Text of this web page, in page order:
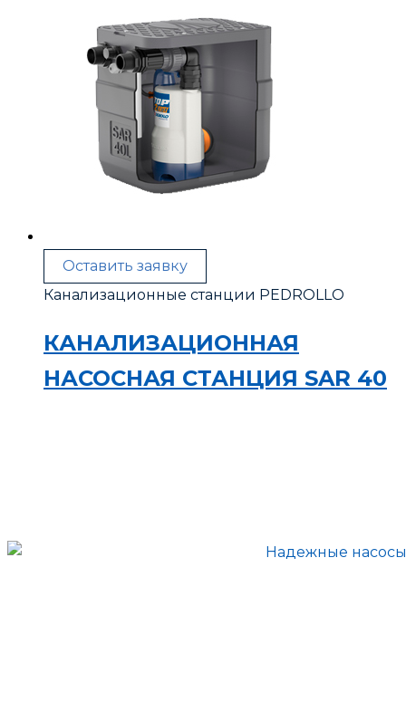
Оставить заявку
Канализационные станции PEDROLLO
КАНАЛИЗАЦИОННАЯ
НАСОСНАЯ СТАНЦИЯ SAR 40